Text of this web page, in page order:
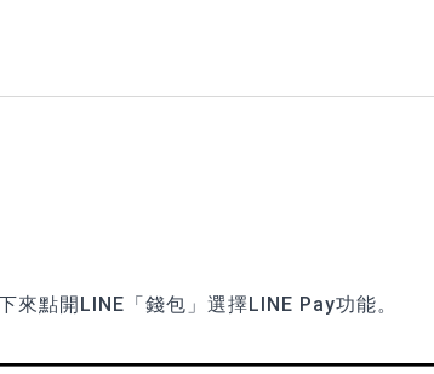
來點開LINE「錢包」選擇LINE Pay功能。